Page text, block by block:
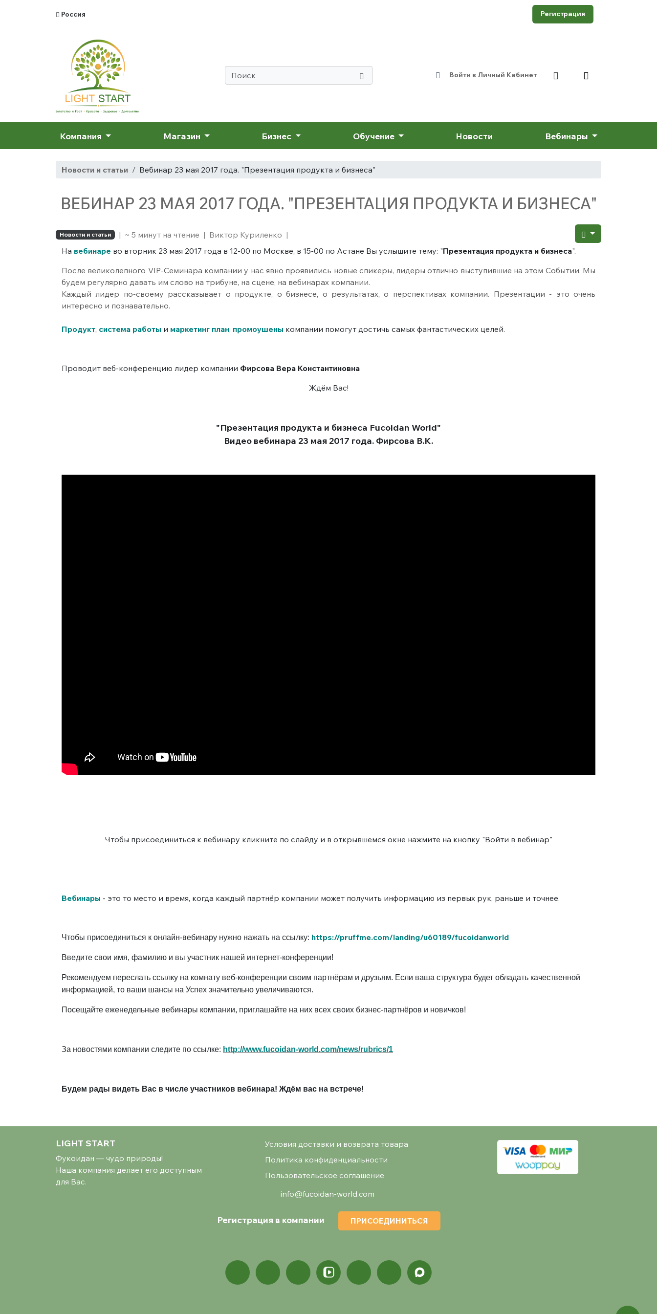
Россия Регистрация
Войти в Личный Кабинет
Компания Магазин Бизнес Обучение Новости Вебинары
Новости и статьи Вебинар 23 мая 2017 года. "Презентация продукта и бизнеса"
ВЕБИНАР 23 МАЯ 2017 ГОДА. "ПРЕЗЕНТАЦИЯ ПРОДУКТА И БИЗНЕСА"
Новости и статьи | ~ 5 минут на чтение | Виктор Куриленко |
На вебинаре во вторник 23 мая 2017 года в 12-00 по Москве, в 15-00 по Астане Вы услышите тему: "Презентация продукта и бизнеса".
После великолепного VIP-Семинара компании у нас явно проявились новые спикеры, лидеры отлично выступившие на этом Событии. Мы
будем регулярно давать им слово на трибуне, на сцене, на вебинарах компании.
Каждый лидер по-своему рассказывает о продукте, о бизнесе, о результатах, о перспективах компании. Презентации - это очень
интересно и познавательно.
Продукт, система работы и маркетинг план, промоушены компании помогут достичь самых фантастических целей.
Проводит веб-конференцию лидер компании Фирсова Вера Константиновна
Ждём Вас!
"Презентация продукта и бизнеса Fucoidan World"
Видео вебинара 23 мая 2017 года. Фирсова В.К.
Чтобы присоединиться к вебинару кликните по слайду и в открывшемся окне нажмите на кнопку "Войти в вебинар"
Вебинары - это то место и время, когда каждый партнёр компании может получить информацию из первых рук, раньше и точнее.
Чтобы присоединиться к онлайн-вебинару нужно нажать на ссылку: https://pruffme.com/landing/u60189/fucoidanworld
Введите свои имя, фамилию и вы участник нашей интернет-конференции!
Рекомендуем переслать ссылку на комнату веб-конференции своим партнёрам и друзьям. Если ваша структура будет обладать качественной
информацией, то ваши шансы на Успех значительно увеличиваются.
Посещайте еженедельные вебинары компании, приглашайте на них всех своих бизнес-партнёров и новичков!
За новостями компании следите по ссылке: http://www.fucoidan-world.com/news/rubrics/1
Будем рады видеть Вас в числе участников вебинара! Ждём вас на встрече!
LIGHT START
Фукоидан — чудо природы!
Наша компания делает его доступным
для Вас.
Условия доставки и возврата товара
Политика конфиденциальности
Пользовательское соглашение
info@fucoidan-world.com
Регистрация в компании ПРИСОЕДИНИТЬСЯ